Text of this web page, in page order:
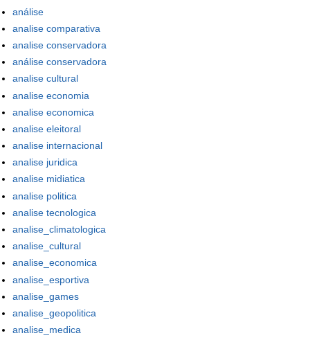
análise
analise comparativa
analise conservadora
análise conservadora
analise cultural
analise economia
analise economica
analise eleitoral
analise internacional
analise juridica
analise midiatica
analise politica
analise tecnologica
analise_climatologica
analise_cultural
analise_economica
analise_esportiva
analise_games
analise_geopolitica
analise_medica